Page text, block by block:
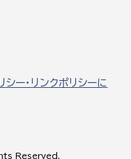
ー・リンクポリシーに
Reserved.